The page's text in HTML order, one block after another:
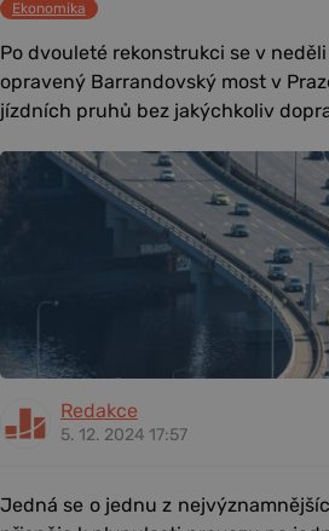
Ekonomika
Po dvouleté rekonstrukci se v
opravený Barrandovský most v
jízdních pruhů bez jakýchkoliv
Redakce
5. 12. 2024 17:57
Jedná se o jednu z